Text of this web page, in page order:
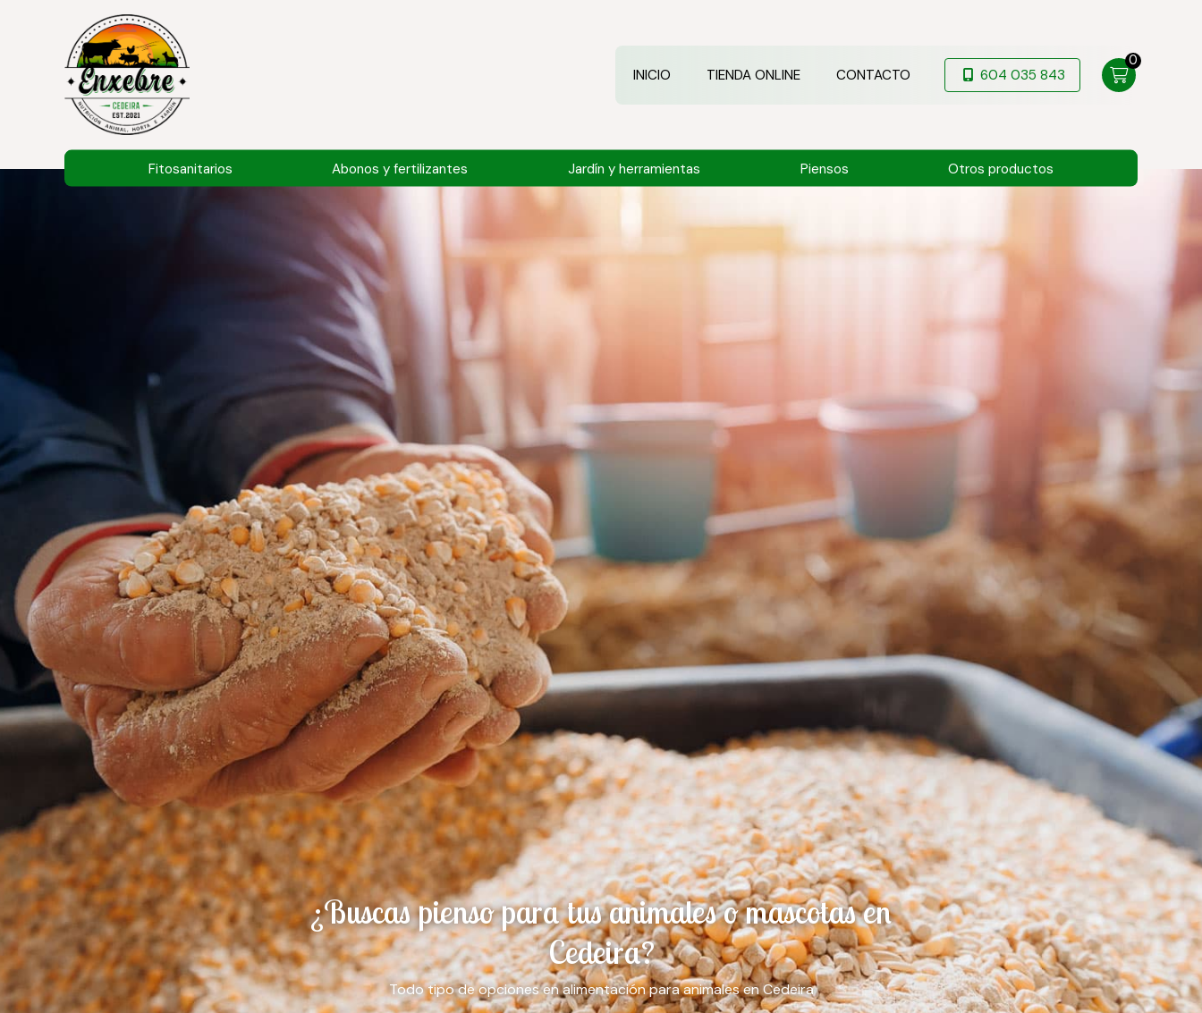
INICIO TIENDA ONLINE CONTACTO 604 035 843
0
Fitosanitarios Abonos y fertilizantes Jardín y herramientas Piensos Otros productos
¿Buscas pienso para tus animales o mascotas en
Cedeira?
Todo tipo de opciones en alimentación para animales en Cedeira